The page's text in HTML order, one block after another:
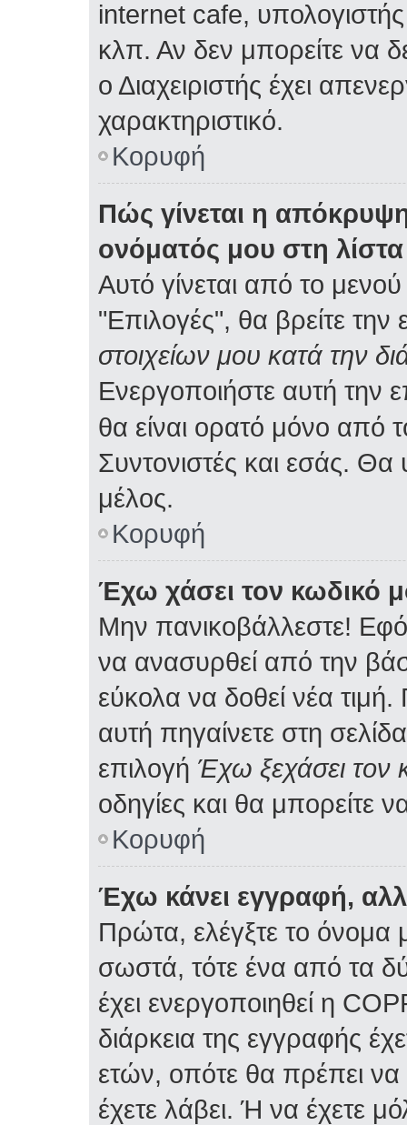
internet cafe,
κλπ. Αν δεν μπορείτε να
ο Διαχειριστής έχει
χαρακτηριστικό.
Κορυφή
Πώς γίνεται η
ονόματός μου στη
Αυτό γίνεται από το
"Επιλογές", θα βρείτε την
στοιχείων μου κατά την
Ενεργοποιήστε αυτή την
θα είναι ορατό μόνο από
Συντονιστές και εσάς.
μέλος.
Κορυφή
Έχω χάσει τον κωδικό
Μην πανικοβάλλεστε!
να ανασυρθεί από την
εύκολα να δοθεί νέα τιμή.
αυτή πηγαίνετε στη
επιλογή Έχω ξεχάσει τον
οδηγίες και θα μπορείτε
Κορυφή
Έχω κάνει εγγραφή,
Πρώτα, ελέγξτε το όνομα
σωστά, τότε ένα από τα
έχει ενεργοποιηθεί η
διάρκεια της εγγραφής
ετών, οπότε θα πρέπει να
έχετε λάβει. Ή να έχετε